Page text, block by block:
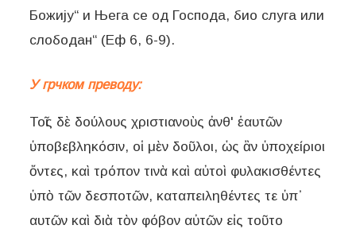
Божију“ и Њега се од Господа, био слуга или
слободан“ (Еф 6, 6-9).
У грчком преводу:
Τοῖς δὲ δούλους χριστιανοὺς ἀνθ' ἑαυτῶν
ὑποβεβληκόσιν, οἱ μὲν δοῦλοι, ὡς ἂν ὑποχείριοι
ὄντες, καὶ τρόπον τινὰ καὶ αὐτοὶ φυλακισθέντες
ὑπὸ τῶν δεσποτῶν, καταπειληθέντες τε ὑπ᾽
αυτῶν καὶ διὰ τὸν φόβον αὐτῶν εἰς τοῦτο